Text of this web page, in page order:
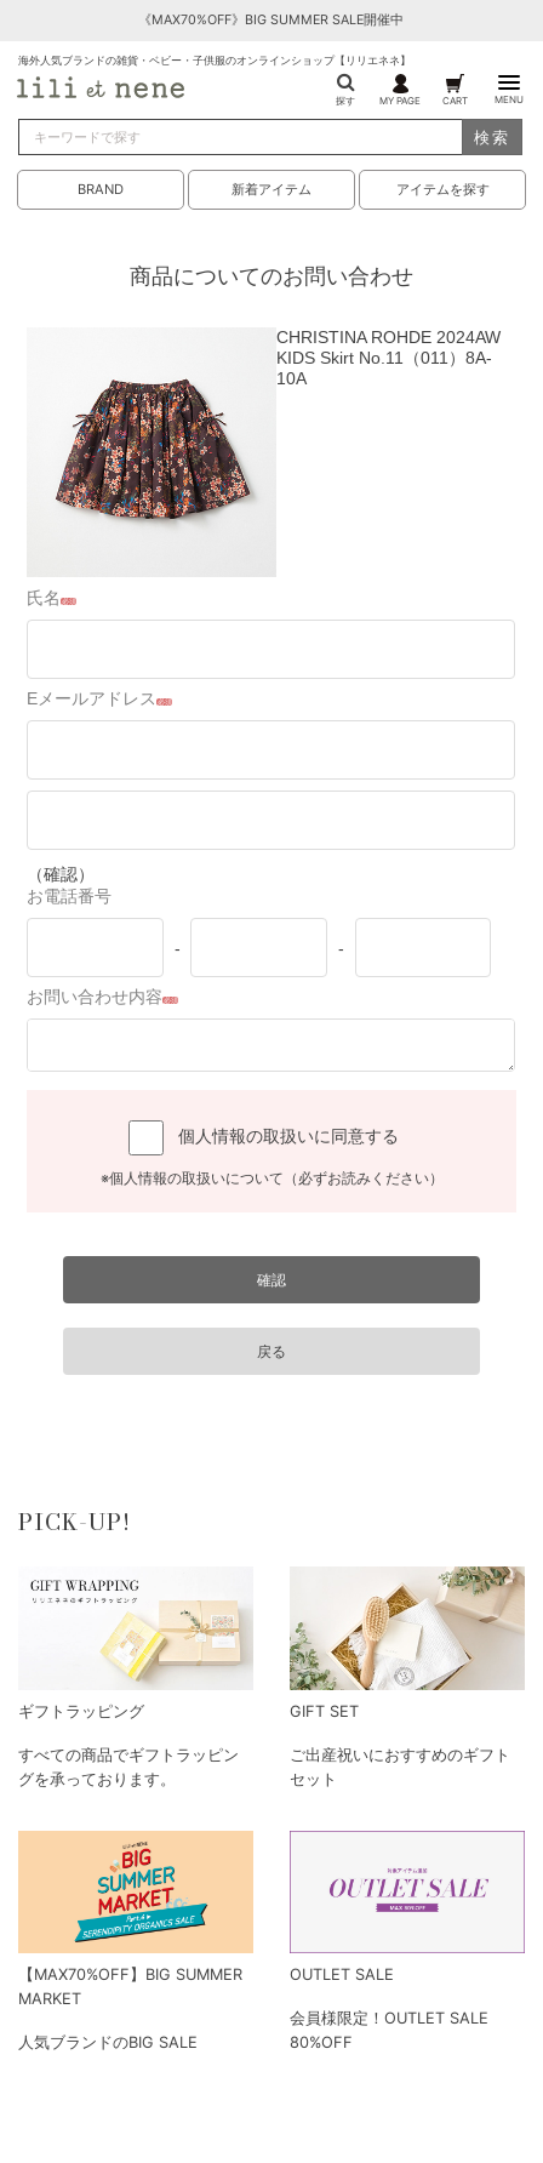
《MAX70%OFF》BIG SUMMER SALE開催中
海外人気ブランドの雑貨・ベビー・子供服のオンラインショップ【リリエネネ】
探す MY PAGE CART MENU
検索
BRAND 新着アイテム アイテムを探す
商品についてのお問い合わせ
CHRISTINA ROHDE 2024AW
KIDS Skirt No.11（011）8A-
10A
氏名必須
Eメールアドレス必須
（確認）
お電話番号
- -
お問い合わせ内容必須
個人情報の取扱いに同意する
※個人情報の取扱いについて（必ずお読みください）
PICK-UP!
ギフトラッピング
すべての商品でギフトラッピン
グを承っております。
GIFT SET
ご出産祝いにおすすめのギフト
セット
【MAX70%OFF】BIG SUMMER
MARKET
人気ブランドのBIG SALE
OUTLET SALE
会員様限定！OUTLET SALE
80%OFF